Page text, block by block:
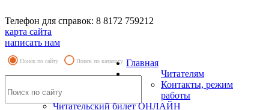
Телефон для справок: 8 8172 759212
карта сайта
написать нам
Поиск по сайту Поиск по каталогу Главная
Читателям
Контакты, режим
работы
Читательский билет ОНЛАЙН